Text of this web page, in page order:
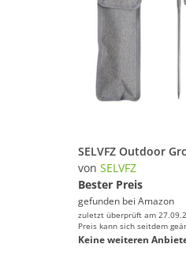
von SELVFZ
Bester Preis
gefunden bei Amazon
zuletzt überprüft am
Preis kann sich seitdem
Keine weiteren